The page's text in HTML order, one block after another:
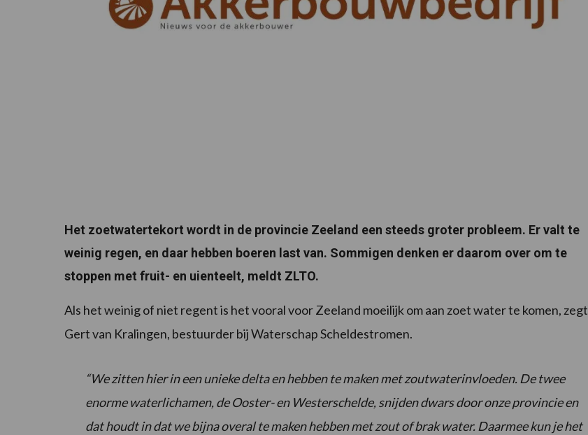
Het zoetwatertekort wordt in de provincie Zeeland een steeds groter probleem. Er valt te
weinig regen, en daar hebben boeren last van. Sommigen denken er daarom over om te
stoppen met fruit- en uienteelt, meldt ZLTO.
Als het weinig of niet regent is het vooral voor Zeeland moeilijk om aan zoet water te komen, zegt
Gert van Kralingen, bestuurder bij Waterschap Scheldestromen.
“We zitten hier in een unieke delta en hebben te maken met zoutwaterinvloeden. De twee
enorme waterlichamen, de Ooster- en Westerschelde, snijden dwars door onze provincie en
dat houdt in dat we bijna overal te maken hebben met zout of brak water. Daarmee kun je het